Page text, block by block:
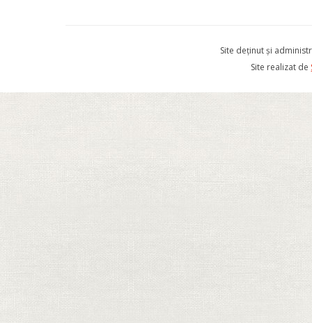
Site deținut și
Site realizat de